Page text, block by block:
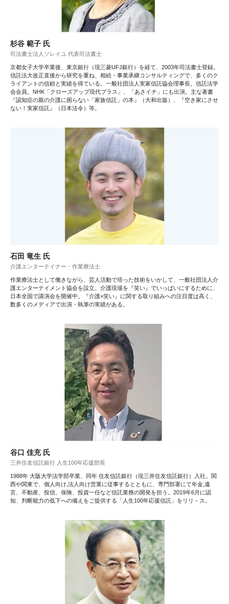
杉谷 範子 氏
司法書士法人ソレイユ 代表司法書士
京都女子大学卒業後、東京銀行（現三菱UFJ銀行）を経て、2003年司法書士登録。
信託法大改正直後から研究を重ね、相続・事業承継コンサルティングで、多くのク
ライアントの信頼と実績を得ている。一般社団法人実家信託協会理事長。信託法学
会会員。NHK「クローズアップ現代プラス」、「あさイチ」にも出演。主な著書
『認知症の親の介護に困らない「家族信託」の本』（大和出版）、『空き家にさせ
ない！実家信託』（日本法令）等。
石田 竜生 氏
介護エンターテイナー・作業療法士
作業療法士として働きながら、芸人活動で培った技術をいかして、一般社団法人介
護エンターテイメント協会を設立。介護現場を『笑い』でいっぱいにするために、
日本全国で講演会を開催中。『介護×笑い』に関する取り組みへの注目度は高く、
数多くのメディアで出演・執筆の実績がある。
谷口 佳充 氏
三井住友信託銀行 人生100年応援部長
1988年 大阪大学法学部卒業、同年 住友信託銀行（現三井住友信託銀行）入社。関
西や関東で、個人向け,法人向け営業に従事するとともに、専門部署にて年金,遺
言、不動産、投信、保険、投資一任など信託業務の開発を担う。2019年6月に認
知、判断能力の低下への備えをご提供する「人生100年応援信託」をリリ－ス。